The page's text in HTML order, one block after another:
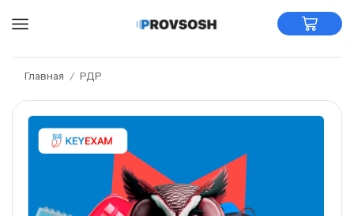
Главная / РДР